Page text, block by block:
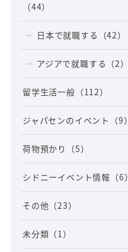
（44）
日本で就職する （42）
アジアで就職する （2）
留学生活一般 （112）
ジャパセンのイベント （9）
荷物預かり （5）
シドニーイベント情報 （6）
その他 （23）
未分類 （1）